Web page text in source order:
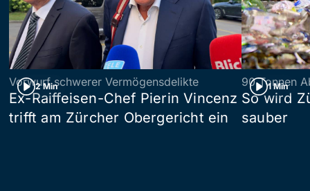
2 Min
Vorwurf schwerer Vermögensdelikte
Ex-Raiffeisen-Chef Pierin Vincenz
trifft am Zürcher Obergericht ein
1 Min
90 Tonnen
So wird
sauber